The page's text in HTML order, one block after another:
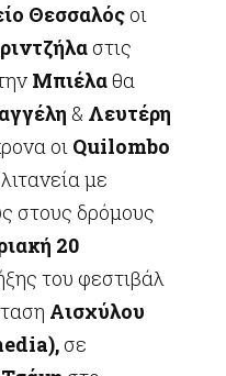
Θεσσαλός οι
στις
Μπιέλαθα
& Λευτέρη
οι Quilombo
με
στους δρόμους
20
του φεστιβάλ
Αισχύλου
σε